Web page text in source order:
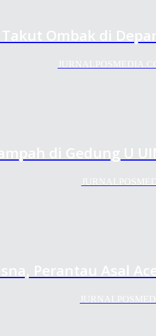
Takut Ombak di
di Gedung U
Perantau Asal